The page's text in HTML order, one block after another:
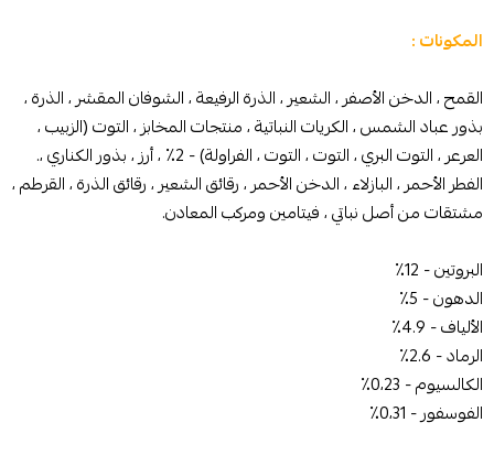
المكونات :
القمح ، الدخن الأصفر ، الشعير ، الذرة الرفيعة ، الشوفان المقشر ، الذرة ،
بذور عباد الشمس ، الكريات النباتية ، منتجات المخابز ، التوت (الزبيب ،
العرعر ، التوت البري ، التوت ، التوت ، الفراولة) - 2٪ ، أرز ، بذور الكناري ،.
الفطر الأحمر ، البازلاء ، الدخن الأحمر ، رقائق الشعير ، رقائق الذرة ، القرطم ،
مشتقات من أصل نباتي ، فيتامين ومركب المعادن.
البروتين - 12٪
الدهون - 5٪
الألياف - 4.9٪
الرماد - 2.6٪
الكالسيوم - 0،23٪
الفوسفور - 0،31٪